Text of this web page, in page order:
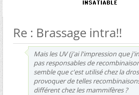
Re : Brassage intra!!
Mais les UV (j'ai l'impression que
pas responsables de
semble que c'est utilisé chez la
provoquer de telles
différent chez les mammifères ?